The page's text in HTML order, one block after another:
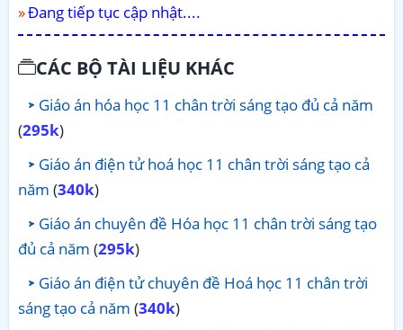
Đang tiếp tục cập nhật....
CÁC BỘ TÀI LIỆU KHÁC
Giáo án hóa học 11 chân trời sáng tạo đủ cả năm
(295k)
Giáo án điện tử hoá học 11 chân trời sáng tạo cả
năm (340k)
Giáo án chuyên đề Hóa học 11 chân trời sáng tạo
đủ cả năm (295k)
Giáo án điện tử chuyên đề Hoá học 11 chân trời
sáng tạo cả năm (340k)